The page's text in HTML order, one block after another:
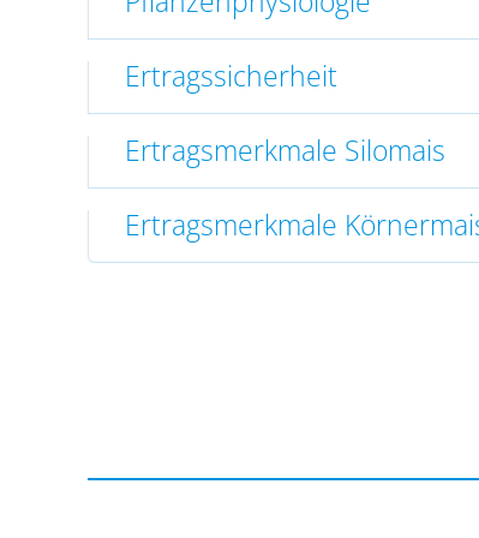
Ertragssicherheit
Ertragsmerkmale Silomais
Ertragsmerkmale